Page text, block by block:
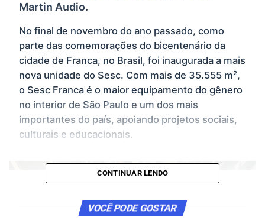
Martin Audio.
No final de novembro do ano passado, como
parte das comemorações do bicentenário da
cidade de Franca, no Brasil, foi inaugurada a mais
nova unidade do Sesc. Com mais de 35.555 m²,
o Sesc Franca é o maior equipamento do gênero
no interior de São Paulo e um dos mais
importantes do país, apoiando projetos sociais,
culturais e educacionais.
CONTINUAR LENDO
VOCÊ PODE GOSTAR